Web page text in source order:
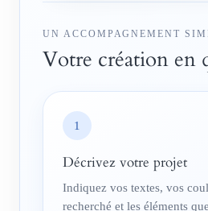
UN ACCOMPAGNEMENT
Votre création en
1
Décrivez votre projet
Indiquez vos textes, vos
recherché et les éléments